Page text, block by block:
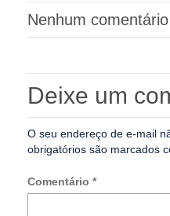
Nenhum comentário
Deixe um
O seu endereço de e-mail
obrigatórios são marcados
Comentário *